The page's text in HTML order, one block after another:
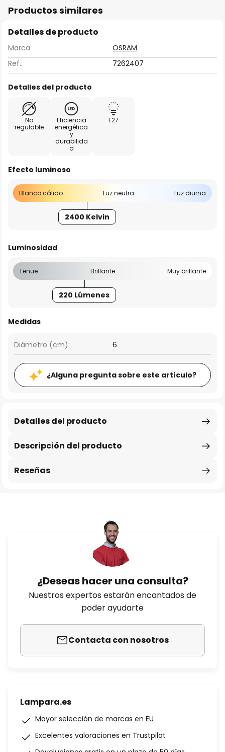
Productos similares
Detalles de producto
Marca
OSRAM
Ref.:
7262407
Detalles del producto
No
regulable
Eficiencia
energética
y
durabilida
d
E27
Efecto luminoso
Blanco cálido Luz neutra Luz diurna
2400 Kelvin
Luminosidad
Tenue Brillante Muy brillante
220 Lúmenes
Medidas
Diámetro (cm): 6
¿Alguna pregunta sobre este artículo?
Descripción del producto
Detalles del producto
Reseñas
¿Deseas hacer una consulta?
Nuestros expertos estarán encantados de
poder ayudarte
Contacta con nosotros
Lampara.es
Mayor selección de marcas en EU
Excelentes valoraciones en Trustpilot